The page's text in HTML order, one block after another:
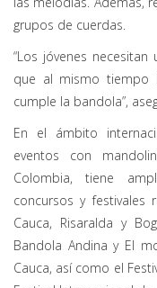
grupos de cuerdas.
“Los jóvenes
que al mismo tiempo
cumple la bandola”,
En el ámbito
eventos con
Colombia, tiene
concursos y festivales
Cauca, Risaralda y
Bandola Andina y El
Cauca, así como el